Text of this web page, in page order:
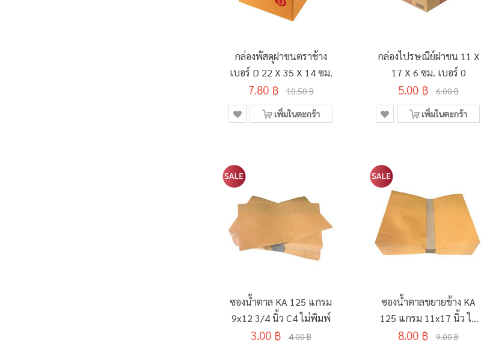
กล่องพัสดุฝาชนตราช้าง
เบอร์ D 22 X 35 X 14 ซม.
7.80 ฿ 10.50 ฿
เพิ่มในตะกร้า
กล่องไปรษณีย์ฝาชน 11 X
17 X 6 ซม. เบอร์ 0
5.00 ฿ 6.00 ฿
เพิ่มในตะกร้า
ซองน้ำตาล KA 125 แกรม
9x12 3/4 นิ้ว C4 ไม่พิมพ์
3.00 ฿ 4.00 ฿
ซองน้ำตาลขยายข้าง KA
125 แกรม 11x17 นิ้ว ไม่
พิมพ์
8.00 ฿ 9.00 ฿